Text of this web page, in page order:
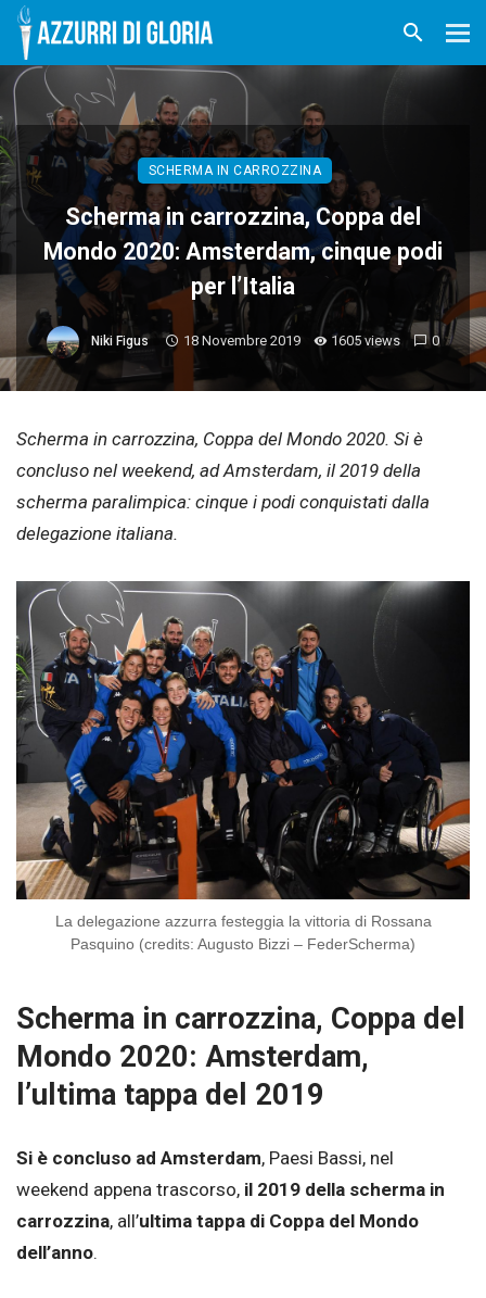
SCHERMA IN CARROZZINA
Scherma in carrozzina, Coppa del
Mondo 2020: Amsterdam, cinque podi
per l’Italia
Niki Figus 18 Novembre 2019 1605 views 0
Scherma in carrozzina, Coppa del Mondo 2020. Si è
concluso nel weekend, ad Amsterdam, il 2019 della
scherma paralimpica: cinque i podi conquistati dalla
delegazione italiana.
La delegazione azzurra festeggia la vittoria di Rossana
Pasquino (credits: Augusto Bizzi – FederScherma)
Scherma in carrozzina, Coppa del
Mondo 2020: Amsterdam,
l’ultima tappa del 2019
Si è concluso ad Amsterdam, Paesi Bassi, nel
weekend appena trascorso, il 2019 della scherma in
carrozzina, all’ultima tappa di Coppa del Mondo
dell’anno.